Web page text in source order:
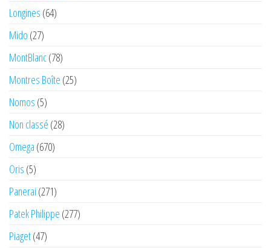
Longines (64)
Mido (27)
MontBlanc(78)
Montres Boîte (25)
Nomos (5)
Non classé (28)
Omega (670)
Oris (5)
Panerai (271)
Patek Philippe (277)
Piaget(47)